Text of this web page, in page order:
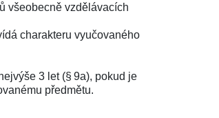
všeobecně vzdělávacích
charakteru vyučovaného
3 let (§ 9a), pokud je
předmětu.